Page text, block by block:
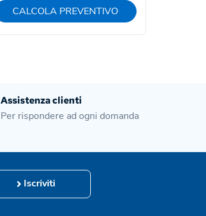
CALCOLA PREVENTIVO
Assistenza clienti
Per rispondere ad ogni domanda
Iscriviti